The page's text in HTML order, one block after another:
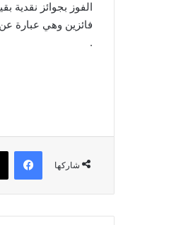
.
شاركها
فيسبوك